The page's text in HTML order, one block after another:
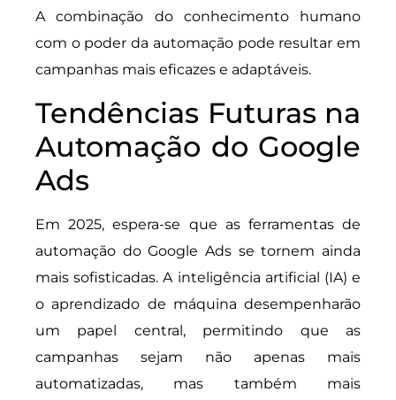
A combinação do conhecimento humano
com o poder da automação pode resultar em
campanhas mais eficazes e adaptáveis.
Tendências Futuras na
Automação do Google
Ads
Em 2025, espera-se que as ferramentas de
automação do Google Ads se tornem ainda
mais sofisticadas. A inteligência artificial (IA) e
o aprendizado de máquina desempenharão
um papel central, permitindo que as
campanhas sejam não apenas mais
automatizadas, mas também mais